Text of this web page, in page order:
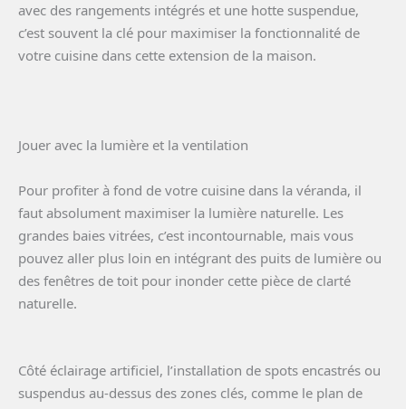
avec des rangements intégrés et une hotte suspendue,
c’est souvent la clé pour maximiser la fonctionnalité de
votre cuisine dans cette extension de la maison.
Jouer avec la lumière et la ventilation
Pour profiter à fond de votre cuisine dans la véranda, il
faut absolument maximiser la lumière naturelle. Les
grandes baies vitrées, c’est incontournable, mais vous
pouvez aller plus loin en intégrant des puits de lumière ou
des fenêtres de toit pour inonder cette pièce de clarté
naturelle.
Côté éclairage artificiel, l’installation de spots encastrés ou
suspendus au-dessus des zones clés, comme le plan de